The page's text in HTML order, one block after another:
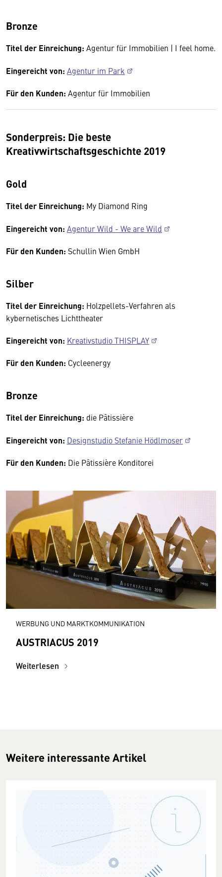
Bronze
Titel der Einreichung: Agentur für Immobilien | I feel home.
Eingereicht von: Agentur im Park
Für den Kunden: Agentur für Immobilien
Sonderpreis: Die beste
Kreativwirtschaftsgeschichte 2019
Gold
Titel der Einreichung: My Diamond Ring
Eingereicht von: Agentur Wild - We are Wild
Für den Kunden: Schullin Wien GmbH
Silber
Titel der Einreichung: Holzpellets-Verfahren als
kybernetisches Lichttheater
Eingereicht von: Kreativstudio THISPLAY
Für den Kunden: Cycleenergy
Bronze
Titel der Einreichung: die Pâtissière
Eingereicht von: Designstudio Stefanie Hödlmoser
Für den Kunden: Die Pâtissière Konditorei
WERBUNG UND MARKTKOMMUNIKATION
AUSTRIACUS 2019
Weiterlesen
Weitere interessante Artikel